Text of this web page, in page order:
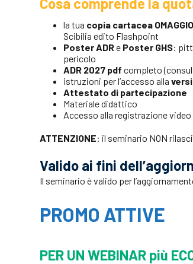
la tua copia cartacea
Scibilia edito Flashpoint
Poster ADRe Poster GHS:
pericolo
ADR 2027 pdf completo
istruzioni per l’accesso alla
Attestato di partecipazione
Materiale didattico
Accesso alla registrazione video
ATTENZIONE: il seminario NON
Valido ai fini
Il seminario è valido per
PROMO ATTIVE
PER UN WEBINAR più